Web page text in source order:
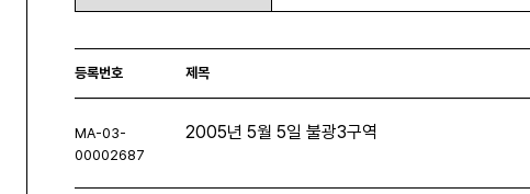
등록번호 제목
MA-03-
00002687
2005년 5월 5일 불광3구역